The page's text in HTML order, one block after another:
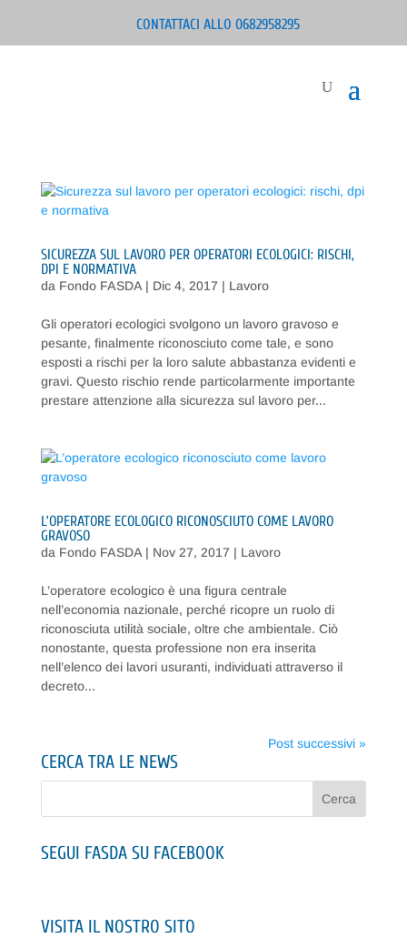
CONTATTACI ALLO 0682958295
SICUREZZA SUL LAVORO PER OPERATORI ECOLOGICI: RISCHI,
DPI E NORMATIVA
da Fondo FASDA| Dic 4, 2017 | Lavoro
Gli operatori ecologici svolgono un lavoro gravoso e
pesante, finalmente riconosciuto come tale, e sono
esposti a rischi per la loro salute abbastanza evidenti e
gravi. Questo rischio rende particolarmente importante
prestare attenzione alla sicurezza sul lavoro per...
L’OPERATORE ECOLOGICO RICONOSCIUTO COME LAVORO
GRAVOSO
da Fondo FASDA| Nov 27, 2017 | Lavoro
L’operatore ecologico è una figura centrale
nell’economia nazionale, perché ricopre un ruolo di
riconosciuta utilità sociale, oltre che ambientale. Ciò
nonostante, questa professione non era inserita
nell’elenco dei lavori usuranti, individuati attraverso il
decreto...
Post successivi »
CERCA TRA LE NEWS
SEGUI FASDA SU FACEBOOK
VISITA IL NOSTRO SITO